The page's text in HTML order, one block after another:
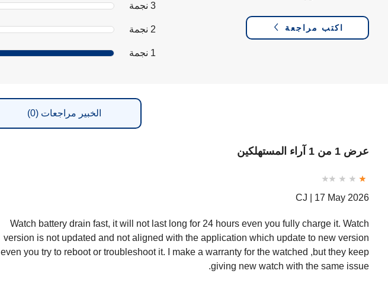
اكتب مراجعة
3 نجمة
2 نجمة
1 نجمة
الخبير مراجعات (0)
عرض 1 من 1 آراء المستهلكين
CJ | 17 May 2026
Watch battery drain fast, it will not last long for 24 hours even you fully charge it. Watch
version is not updated and not aligned with the application which update to new version
even you try to reboot or troubleshoot it. I make a warranty for the watched ,but they keep
giving new watch with the same issue.